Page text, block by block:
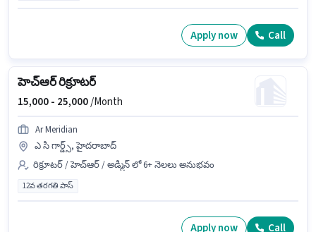
Apply now Call
హెచ్‌ఆర్ రిక్రూటర్
15,000 - 25,000/Month
Ar Meridian
ఎ సి గార్డ్స్, హైదరాబాద్
రిక్రూటర్ / హెచ్ఆర్ / అడ్మిన్ లో 6+ నెలలు అనుభవం
12వ తరగతి పాస్
Apply now Call